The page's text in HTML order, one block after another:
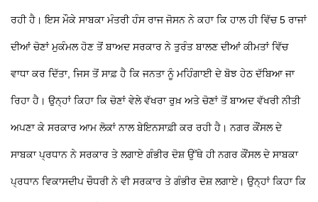
ਰਹੀ ਹੈ। ਇਸ ਮੌਕੇ ਸਾਬਕਾ ਮੰਤਰੀ ਹੰਸ ਰਾਜ ਜੋਸਨ ਨੇ ਕਹਾ ਕਿ ਹਾਲ ਹੀ ਵਿੱਚ 5 ਰਾਜਾਂ
ਦੀਆਂ ਚੋਣਾਂ ਮੁਕੰਮਲ ਹੋਣ ਤੋਂ ਬਾਅਦ ਸਰਕਾਰ ਨੇ ਤੁਰੰਤ ਬਾਲਣ ਦੀਆਂ ਕੀਮਤਾਂ ਵਿੱਚ
ਵਾਧਾ ਕਰ ਦਿੱਤਾ, ਜਿਸ ਤੋਂ ਸਾਫ਼ ਹੈ ਕਿ ਜਨਤਾ ਨੂੰ ਮਹਿੰਗਾਈ ਦੇ ਬੋਝ ਹੇਠ ਦੱਬਿਆ ਜਾ
ਰਿਹਾ ਹੈ। ਉਨ੍ਹਾਂ ਕਿਹਾ ਕਿ ਚੋਣਾਂ ਵੇਲੇ ਵੱਖਰਾ ਰੁਖ਼ ਅਤੇ ਚੋਣਾਂ ਤੋਂ ਬਾਅਦ ਵੱਖਰੀ ਨੀਤੀ
ਅਪਣਾ ਕੇ ਸਰਕਾਰ ਆਮ ਲੋਕਾਂ ਨਾਲ ਬੇਇਨਸਾਫ਼ੀ ਕਰ ਰਹੀ ਹੈ।ਨਗਰ ਕੌਂਸਲ ਦੇ
ਸਾਬਕਾ ਪ੍ਰਧਾਨ ਨੇ ਸਰਕਾਰ ਤੇ ਲਗਾਏ ਗੰਭੀਰ ਦੋਸ਼ਉੱਥੇ ਹੀ ਨਗਰ ਕੌਂਸਲ ਦੇ ਸਾਬਕਾ
ਪ੍ਰਧਾਨ ਵਿਕਾਸਦੀਪ ਚੌਧਰੀ ਨੇ ਵੀ ਸਰਕਾਰ ਤੇ ਗੰਭੀਰ ਦੋਸ਼ ਲਗਾਏ। ਉਨ੍ਹਾਂ ਕਿਹਾ ਕਿ